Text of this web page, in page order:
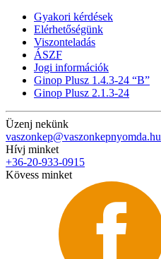
Gyakori kérdések
Elérhetőségünk
Viszonteladás
ÁSZF
Jogi információk
Ginop Plusz 1.4.3-24 “B”
Ginop Plusz 2.1.3-24
Üzenj nekünk
vaszonkep@vaszonkepnyomda.hu
Hívj minket
+36-20-933-0915
Kövess minket